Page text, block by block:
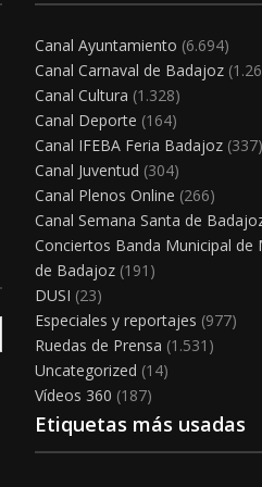
Canal Ayuntamiento (6.694)
Canal Carnaval de Badajoz
Canal Cultura (1.328)
Canal Deporte (164)
Canal IFEBA Feria Badajoz (337)
Canal Juventud (304)
Canal Plenos Online (266)
Canal Semana Santa de
Conciertos Banda Municipal de
de Badajoz (191)
DUSI (23)
Especiales y reportajes (977)
Ruedas de Prensa (1.531)
Uncategorized (14)
Vídeos 360 (187)
Etiquetas más usadas